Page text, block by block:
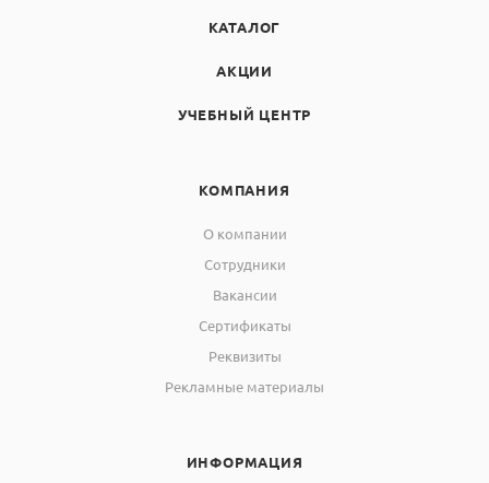
КАТАЛОГ
АКЦИИ
УЧЕБНЫЙ ЦЕНТР
КОМПАНИЯ
О компании
Сотрудники
Вакансии
Сертификаты
Реквизиты
Рекламные материалы
ИНФОРМАЦИЯ